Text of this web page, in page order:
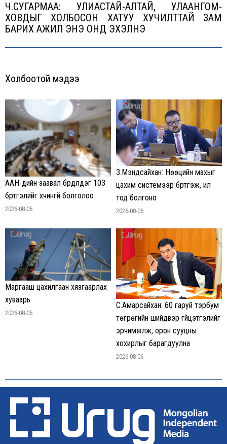
Next
post:
Ч.СУГАРМАА: УЛИАСТАЙ-АЛТАЙ, УЛААНГОМ-
ХОВДЫГ ХОЛБОСОН ХАТУУ ХУЧИЛТТАЙ ЗАМ
БАРИХ АЖИЛ ЭНЭ ОНД ЭХЭЛНЭ
Холбоотой мэдээ
ААН-үүдийн заавал бүрдүүлдэг 103
бүртгэлийг хүчингүй болголоо
2026-08-06
З.Мэндсайхан: Нөөцийн махыг
цахим системээр бүртгэж, ил
тод болгоно
2026-08-06
Маргааш цахилгаан хязгаарлах
хуваарь
2026-08-06
С.Амарсайхан: 60 гаруй тэрбум
төгрөгийн шийдвэр гүйцэтгэлийг
эрчимжүүлж, орон сууцны
хохирлыг барагдуулна
2026-08-06